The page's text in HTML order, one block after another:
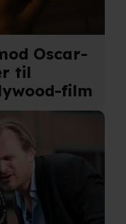
Oscar-
til
film